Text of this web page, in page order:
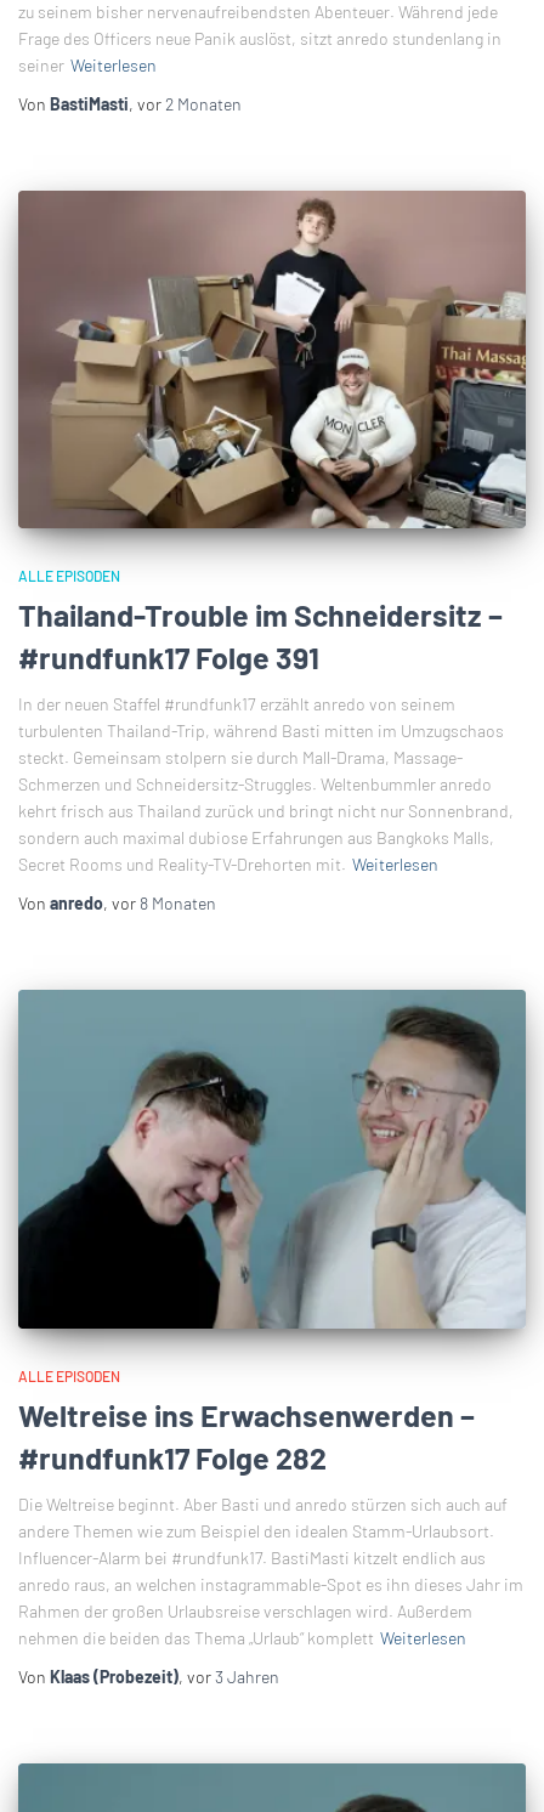
zu seinem bisher nervenaufreibendsten Abenteuer. Während jede
Frage des Officers neue Panik auslöst, sitzt anredo stundenlang in
seiner Weiterlesen
Von BastiMasti, vor 2 Monaten
ALLE EPISODEN
Thailand-Trouble im Schneidersitz –
#rundfunk17 Folge 391
In der neuen Staffel #rundfunk17 erzählt anredo von seinem
turbulenten Thailand-Trip, während Basti mitten im Umzugschaos
steckt. Gemeinsam stolpern sie durch Mall-Drama, Massage-
Schmerzen und Schneidersitz-Struggles. Weltenbummler anredo
kehrt frisch aus Thailand zurück und bringt nicht nur Sonnenbrand,
sondern auch maximal dubiose Erfahrungen aus Bangkoks Malls,
Secret Rooms und Reality-TV-Drehorten mit. Weiterlesen
Von anredo, vor 8 Monaten
ALLE EPISODEN
Weltreise ins Erwachsenwerden –
#rundfunk17 Folge 282
Die Weltreise beginnt. Aber Basti und anredo stürzen sich auch auf
andere Themen wie zum Beispiel den idealen Stamm-Urlaubsort.
Influencer-Alarm bei #rundfunk17. BastiMasti kitzelt endlich aus
anredo raus, an welchen instagrammable-Spot es ihn dieses Jahr im
Rahmen der großen Urlaubsreise verschlagen wird. Außerdem
nehmen die beiden das Thema „Urlaub“ komplett Weiterlesen
Von Klaas (Probezeit), vor3 Jahren